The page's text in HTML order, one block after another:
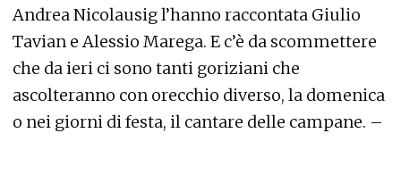
Andrea Nicolausig l’hanno raccontata Giulio
Tavian e Alessio Marega. E c’è da scommettere
che da ieri ci sono tanti goriziani che
ascolteranno con orecchio diverso, la domenica
o nei giorni di festa, il cantare delle campane. –